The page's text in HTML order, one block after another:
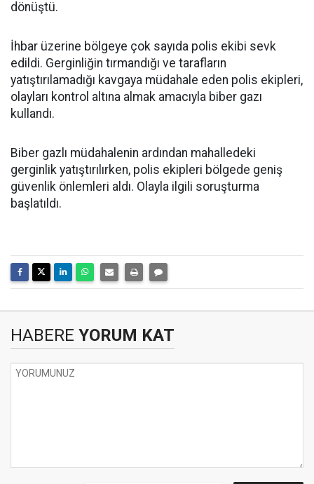
dönüştü.
İhbar üzerine bölgeye çok sayıda polis ekibi sevk
edildi. Gerginliğin tırmandığı ve tarafların
yatıştırılamadığı kavgaya müdahale eden polis ekipleri,
olayları kontrol altına almak amacıyla biber gazı
kullandı.
Biber gazlı müdahalenin ardından mahalledeki
gerginlik yatıştırılırken, polis ekipleri bölgede geniş
güvenlik önlemleri aldı. Olayla ilgili soruşturma
başlatıldı.
HABERE YORUM KAT